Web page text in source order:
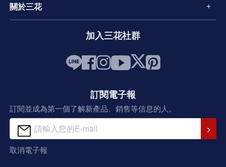
關於三花
加入三花社群
訂閱電子報
訂閱並成為第一個了解新產品、銷售等信息的人。
取消電子報